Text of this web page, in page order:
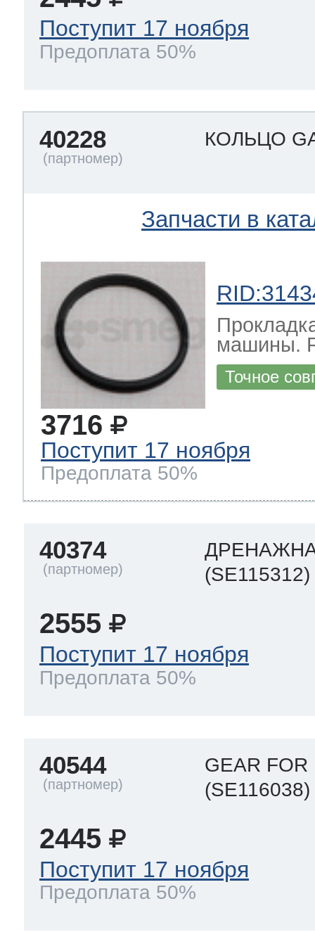
Поступит 17 ноября
Предоплата 50%
40228 КОЛЬЦО
Запчасти в
машины.
Точное
3716
Поступит 17 ноября
Предоплата 50%
40374
(SE115312)
2555
Поступит 17 ноября
Предоплата 50%
40544
GEAR FOR
(SE116038)
2445
Поступит 17 ноября
Предоплата 50%